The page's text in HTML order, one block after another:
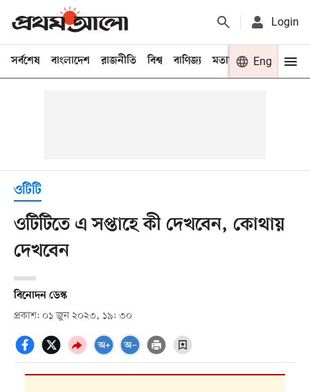
Login
সর্বশেষ বাংলাদেশ রাজনীতি বিশ্ব বাণিজ্য মতামত খেলা
Eng
ওটিটি
ওটিটিতে এ সপ্তাহে কী দেখবেন, কোথায়
দেখবেন
বিনোদন ডেস্ক
প্রকাশ: ০১ জুন ২০২৩, ১৯: ৩০